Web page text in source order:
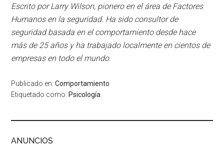
Escrito por Larry Wilson, pionero en el área de Factores
Humanos en la seguridad. Ha sido consultor de
seguridad basada en el comportamiento desde hace
más de 25 años y ha trabajado localmente en cientos de
empresas en todo el mundo.
Publicado en:Comportamiento
Etiquetado como: Psicología
ANUNCIOS